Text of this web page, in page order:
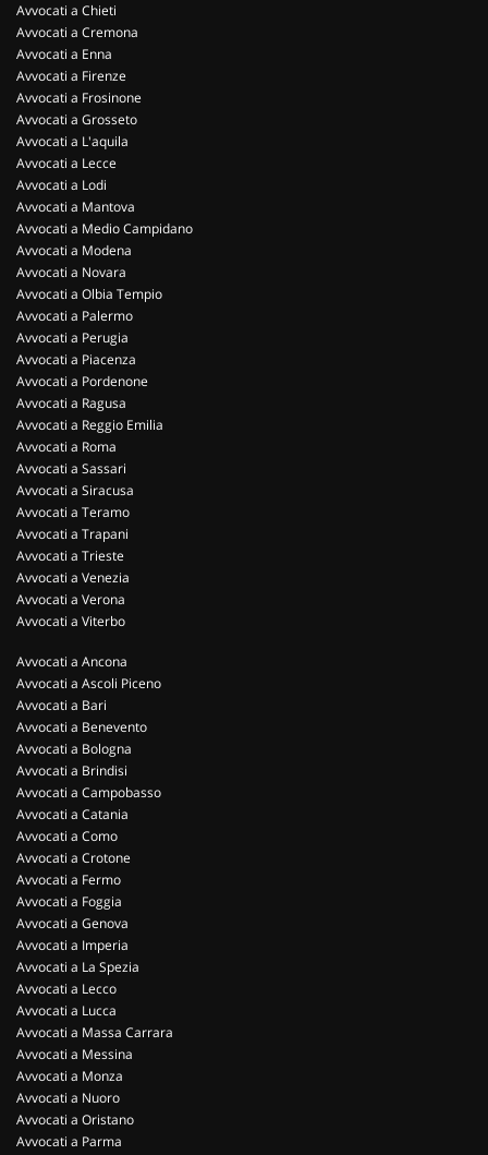
Avvocati a Chieti
Avvocati a Cremona
Avvocati a Enna
Avvocati a Firenze
Avvocati a Frosinone
Avvocati a Grosseto
Avvocati a L'aquila
Avvocati a Lecce
Avvocati a Lodi
Avvocati a Mantova
Avvocati a Medio Campidano
Avvocati a Modena
Avvocati a Novara
Avvocati a Olbia Tempio
Avvocati a Palermo
Avvocati a Perugia
Avvocati a Piacenza
Avvocati a Pordenone
Avvocati a Ragusa
Avvocati a Reggio Emilia
Avvocati a Roma
Avvocati a Sassari
Avvocati a Siracusa
Avvocati a Teramo
Avvocati a Trapani
Avvocati a Trieste
Avvocati a Venezia
Avvocati a Verona
Avvocati a Viterbo
Avvocati a Ancona
Avvocati a Ascoli Piceno
Avvocati a Bari
Avvocati a Benevento
Avvocati a Bologna
Avvocati a Brindisi
Avvocati a Campobasso
Avvocati a Catania
Avvocati a Como
Avvocati a Crotone
Avvocati a Fermo
Avvocati a Foggia
Avvocati a Genova
Avvocati a Imperia
Avvocati a La Spezia
Avvocati a Lecco
Avvocati a Lucca
Avvocati a Massa Carrara
Avvocati a Messina
Avvocati a Monza
Avvocati a Nuoro
Avvocati a Oristano
Avvocati a Parma